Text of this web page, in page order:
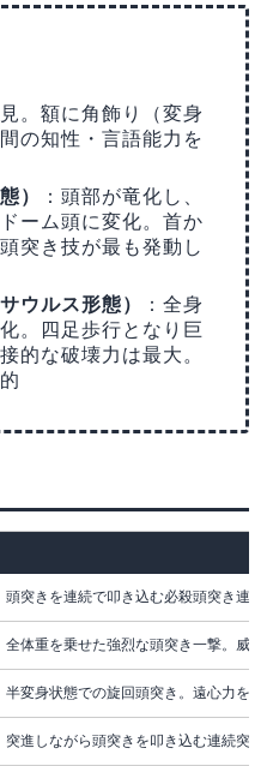
。額に角飾り（変身
の知性・言語能力を
）
：頭部が竜化し、
ーム頭に変化。首か
突き技が最も発動し
ウルス形態）
：全身
。四足歩行となり巨
的な破壊力は最大。
頭突きを連続で叩き込む必殺頭突き連
全体重を乗せた強烈な頭突き一撃。威
半変身状態での旋回頭突き。遠心力を
突進しながら頭突きを叩き込む連続突